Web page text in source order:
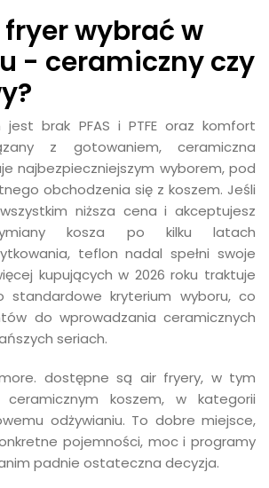
wybrać w
- ceramiczny czy
brak PFAS i PTFE oraz komfort
z gotowaniem, ceramiczna
najbezpieczniejszym wyborem, pod
obchodzenia się z koszem. Jeśli
niższa cena i akceptujesz
kosza po kilku latach
teflon nadal spełni swoje
kupujących w 2026 roku traktuje
standardowe kryterium wyboru, co
do wprowadzania ceramicznych
seriach.
dostępne są air fryery, w tym
koszem, w kategorii
odżywianiu. To dobre miejsce,
pojemności, moc i programy
padnie ostateczna decyzja.